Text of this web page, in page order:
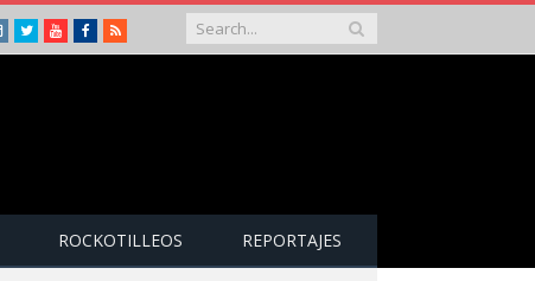
Instagram
TwitterYoutubeFacebook
RSS
ROCKOTILLEOS REPORTAJES